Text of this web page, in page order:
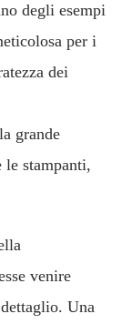
degli esempi
per i
dei
grande
le stampanti,
venire
Una